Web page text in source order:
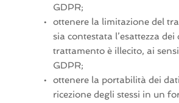
GDPR;
ottenere la limitazione del
sia contestata l’esattezza dei
trattamento è illecito, ai sensi
GDPR;
ottenere la portabilità dei
ricezione degli stessi in un